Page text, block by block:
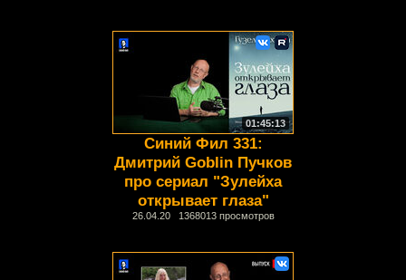
01:45:13
Синий Фил 331:
Дмитрий Goblin Пучков
про сериал "Зулейха
открывает глаза"
26.04.20 1368013 просмотров